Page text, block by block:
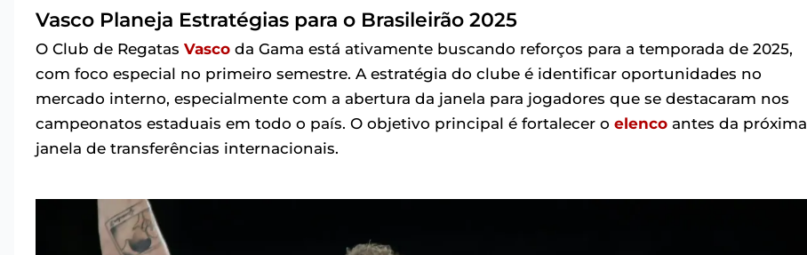
Vasco Planeja Estratégias para o Brasileirão 2025
O Club de Regatas Vasco da Gama está ativamente buscando reforços para a temporada de 2025,
com foco especial no primeiro semestre. A estratégia do clube é identificar oportunidades no
mercado interno, especialmente com a abertura da janela para jogadores que se destacaram nos
campeonatos estaduais em todo o país. O objetivo principal é fortalecer o elenco antes da próxima
janela de transferências internacionais.